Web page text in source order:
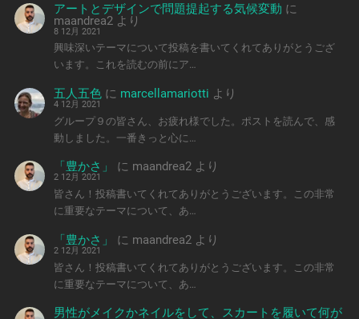
アートとデザインで問題提起する気候変動 に
maandrea2 より
8 12月 2021
興味深いテーマについて投稿を書いてくれてありがとうござ
います。これを読むの前にア…
五人五色 に marcellamariotti より
4 12月 2021
グループ９の皆さん、お疲れ様でした。ポストを読んで、感
動しました。一番きっと心に…
「豊かさ」 に maandrea2 より
2 12月 2021
皆さん！投稿書いてくれてありがとうございます。この非常
に重要なテーマについて、あ…
「豊かさ」 に maandrea2 より
2 12月 2021
皆さん！投稿書いてくれてありがとうございます。この非常
に重要なテーマについて、あ…
男性がメイクかネイルをして、スカートを履いて何が